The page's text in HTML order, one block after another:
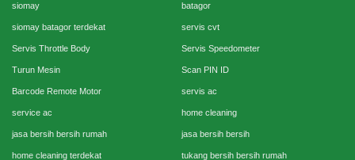
siomay batagor
siomay batagor terdekat servis cvt
Servis Throttle Body Servis Speedometer
Turun Mesin Scan PIN ID
Barcode Remote Motor servis ac
service ac home cleaning
jasa bersih bersih rumah jasa bersih bersih
home cleaning terdekat tukang bersih bersih rumah